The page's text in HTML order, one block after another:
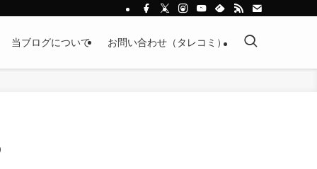
当ブログについて お問い合わせ（タレコミ）